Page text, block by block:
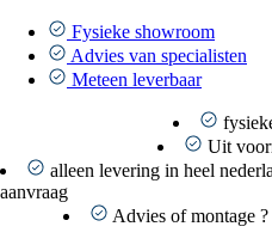
naar
inhoud
Fysieke showroom
Advies van specialisten
Meteen leverbaar
Uit
alleen levering in heel
aanvraag
Advies of montage